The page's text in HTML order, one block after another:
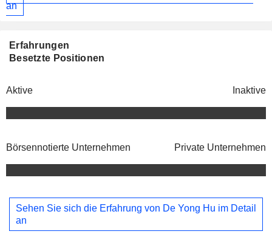
an
Erfahrungen
Besetzte Positionen
Aktive Inaktive
Börsennotierte Unternehmen Private Unternehmen
Sehen Sie sich die Erfahrung von De Yong Hu im Detail
an